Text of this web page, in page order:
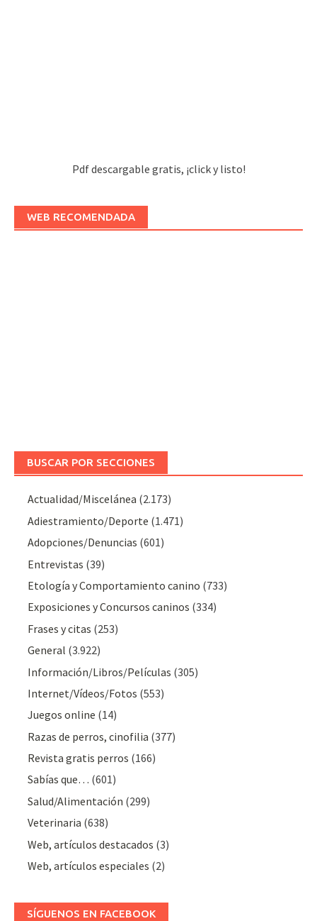
Pdf descargable gratis, ¡click y listo!
WEB RECOMENDADA
BUSCAR POR SECCIONES
Actualidad/Miscelánea (2.173)
Adiestramiento/Deporte (1.471)
Adopciones/Denuncias (601)
Entrevistas (39)
Etología y Comportamiento canino (733)
Exposiciones y Concursos caninos (334)
Frases y citas (253)
General (3.922)
Información/Libros/Películas (305)
Internet/Vídeos/Fotos (553)
Juegos online (14)
Razas de perros, cinofilia (377)
Revista gratis perros (166)
Sabías que… (601)
Salud/Alimentación (299)
Veterinaria (638)
Web, artículos destacados (3)
Web, artículos especiales (2)
SÍGUENOS EN FACEBOOK